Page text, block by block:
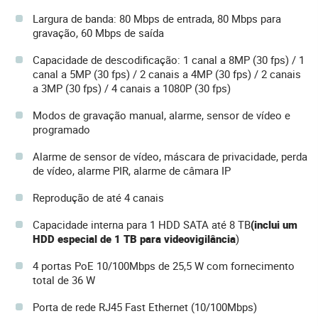
Largura de banda: 80 Mbps de entrada, 80 Mbps para
gravação, 60 Mbps de saída
Capacidade de descodificação: 1 canal a 8MP (30 fps) / 1
canal a 5MP (30 fps) / 2 canais a 4MP (30 fps) / 2 canais
a 3MP (30 fps) / 4 canais a 1080P (30 fps)
Modos de gravação manual, alarme, sensor de vídeo e
programado
Alarme de sensor de vídeo, máscara de privacidade, perda
de vídeo, alarme PIR, alarme de câmara IP
Reprodução de até 4 canais
Capacidade interna para 1 HDD SATA até 8 TB(inclui um
HDD especial de 1 TB para videovigilância)
4 portas PoE 10/100Mbps de 25,5 W com fornecimento
total de 36 W
Porta de rede RJ45 Fast Ethernet (10/100Mbps)